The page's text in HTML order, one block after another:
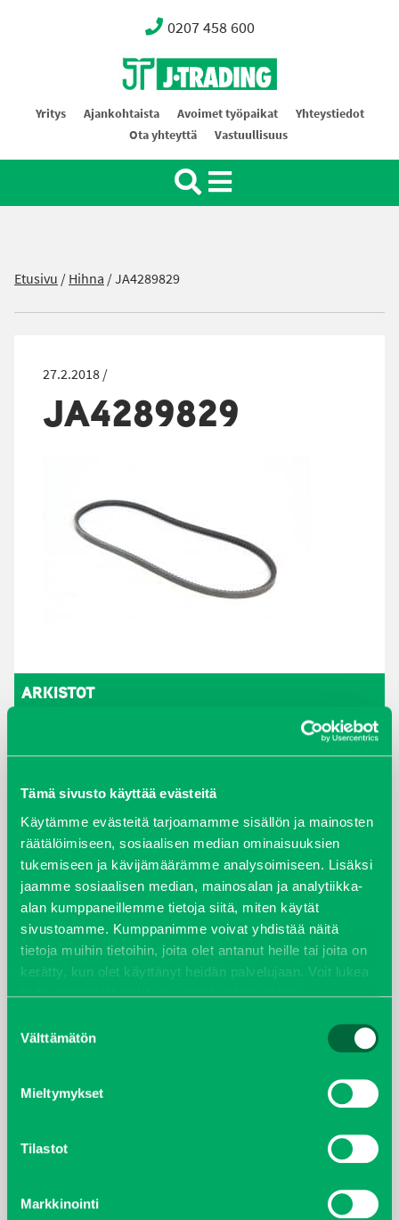
Tämä sivusto käyttää evästeitä
Käytämme evästeitä tarjoamamme sisällön ja mainosten
räätälöimiseen, sosiaalisen median ominaisuuksien
tukemiseen ja kävijämäärämme analysoimiseen. Lisäksi
jaamme sosiaalisen median, mainosalan ja analytiikka-
alan kumppaneillemme tietoja siitä, miten käytät
sivustoamme. Kumppanimme voivat yhdistää näitä
tietoja muihin tietoihin, joita olet antanut heille tai joita on
kerätty, kun olet käyttänyt heidän palvelujaan. Voit lukea
lisää evästeistä sekä muuttaa hyväksyntääsievästeet
valinta
Välttämätön
Mieltymykset
Tilastot
Markkinointi
0207 458 600
Oy J-Trading Ab
Yritys Ajankohtaista Avoimet työpaikat
Yhteystiedot
Ota yhteyttä
Vastuullisuus
Etusivu /Hihna /JA4289829
27.2.2018 /
JA4289829
ARKISTOT
syyskuu 2023
joulukuu 2022
huhtikuu 2022
helmikuu 2022
joulukuu 2021
lokakuu 2021
kesäkuu 2021